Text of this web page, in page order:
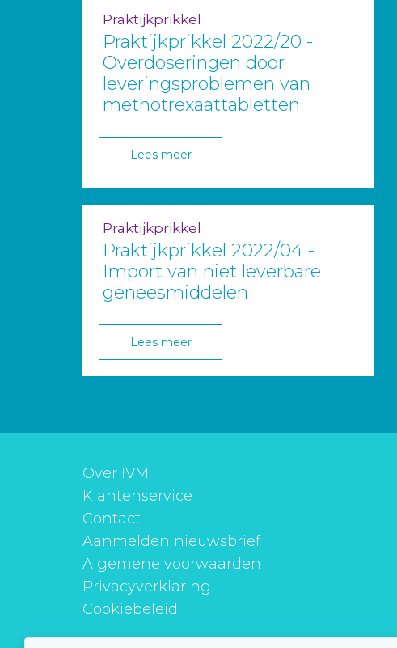
Praktijkprikkel
Praktijkprikkel 2022/20 -
Overdoseringen door
leveringsproblemen van
methotrexaattabletten
Lees meer
Praktijkprikkel
Praktijkprikkel 2022/04 -
Import van niet leverbare
geneesmiddelen
Lees meer
Over IVM
Klantenservice
Contact
Aanmelden nieuwsbrief
Algemene voorwaarden
Privacyverklaring
Cookiebeleid